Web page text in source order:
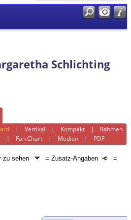
Schlichting
|Vertikal | Kompakt | Rahmen
| Fan Chart | Medien | PDF
zu sehen = Zusatz-Angaben
=